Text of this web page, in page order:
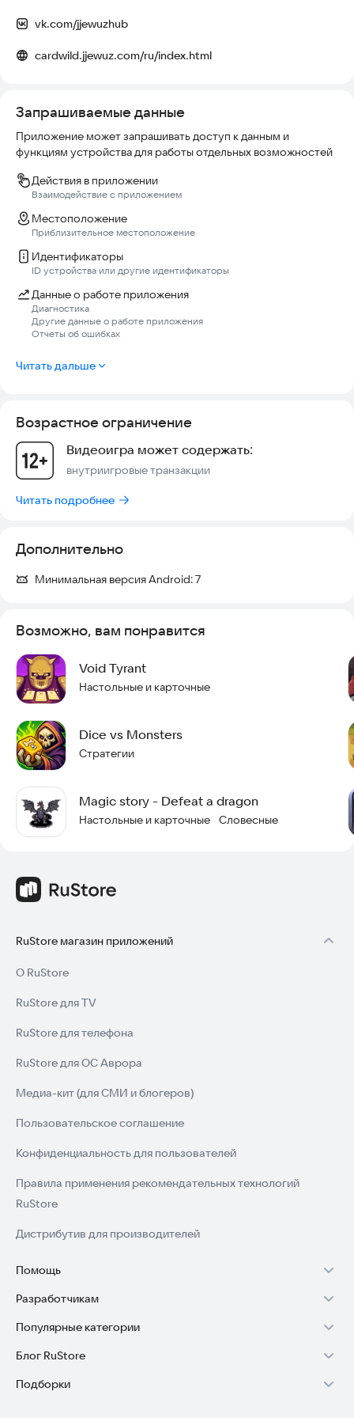
противника, адаптируйте свою стратегию и доминируйте на
vk.com/jjewuzhub
cardwild.jjewuz.com/ru/index.html
Запрашиваемые данные
Приложение может запрашивать доступ к данным и
функциям устройства для работы отдельных возможностей
Действия в приложении
Взаимодействие с приложением
Местоположение
Приблизительное местоположение
Идентификаторы
ID устройства или другие идентификаторы
Данные о работе приложения
Диагностика
Другие данные о работе приложения
Отчеты об ошибках
Читать дальше
Возрастное ограничение
Видеоигра может содержать:
внутриигровые транзакции
Читать подробнее
Дополнительно
Минимальная версия Android:7
Возможно, вам понравится
Void Tyrant
Настольные и карточные
Dice vs Monsters
Стратегии
Magic story - Defeat a dragon
Настольные и карточные · Словесные
RuStore магазин приложений
О RuStore
RuStore для TV
RuStore для телефона
RuStore для ОС Аврора
Медиа-кит (для СМИ и блогеров)
Пользовательское соглашение
Конфиденциальность для пользователей
Правила применения рекомендательных технологий
RuStore
Дистрибутив для производителей
Помощь
Установка RuStore на TV
Установка RuStore на телефон
Установка RuStore в машину
Помощь пользователям RuStore
Разработчикам
Зарабатывать с RuStore
Стать разработчиком
Доступ к RuStore Консоль
Популярные категории
Игры для Android
Приложения банков
Блог RuStore
Обзоры игр для Android 2025
Подборки